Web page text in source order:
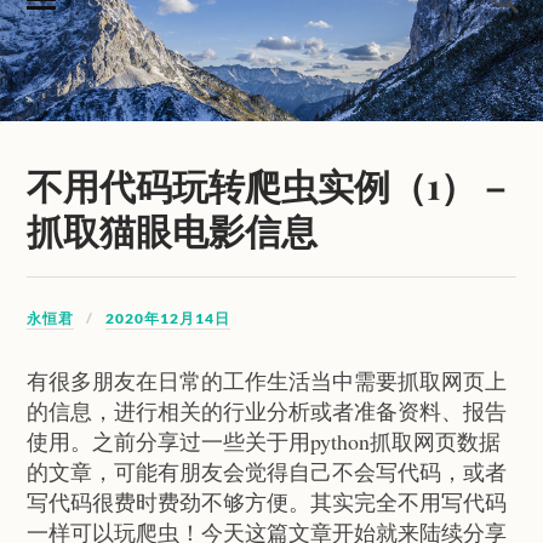
不用代码玩转爬虫实例（1） –
抓取猫眼电影信息
永恒君 2020年12月14日
有很多朋友在日常的工作生活当中需要抓取网页上
的信息，进行相关的行业分析或者准备资料、报告
使用。之前分享过一些关于用python抓取网页数据
的文章，可能有朋友会觉得自己不会写代码，或者
写代码很费时费劲不够方便。其实完全不用写代码
一样可以玩爬虫！今天这篇文章开始就来陆续分享